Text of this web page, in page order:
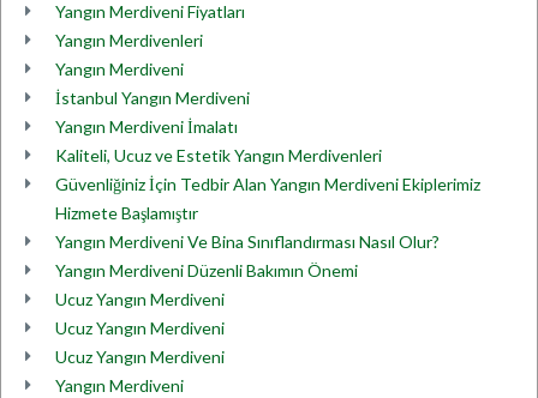
Yangın Merdiveni Fiyatları
Yangın Merdivenleri
Yangın Merdiveni
İstanbul Yangın Merdiveni
Yangın Merdiveni İmalatı
Kaliteli, Ucuz ve Estetik Yangın Merdivenleri
Güvenliğiniz İçin Tedbir Alan Yangın Merdiveni Ekiplerimiz
Hizmete Başlamıştır
Yangın Merdiveni Ve Bina Sınıflandırması Nasıl Olur?
Yangın Merdiveni Düzenli Bakımın Önemi
Ucuz Yangın Merdiveni
Ucuz Yangın Merdiveni
Ucuz Yangın Merdiveni
Yangın Merdiveni